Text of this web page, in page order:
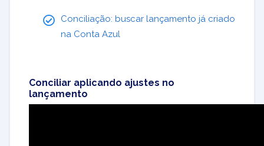
Conciliação: buscar lançamento já criado
na Conta Azul
Conciliar aplicando ajustes no
lançamento